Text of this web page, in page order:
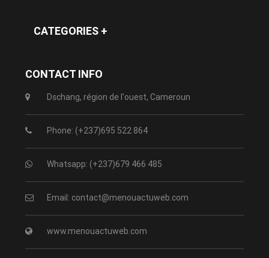
CATEGORIES +
CONTACT INFO
Dschang, région de l'ouest, Cameroun
Phone: (+237)695 522 864
Whatsapp: (+237)679 466 485
Email: contact@menouactuweb.com
www.menouactuweb.com